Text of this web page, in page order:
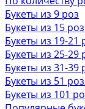
Букеты из 9 роз
Букеты из 15 роз
Букеты из 19-21
Букеты из 25-29
Букеты из 31-39
Букеты из 51
Букеты из 101